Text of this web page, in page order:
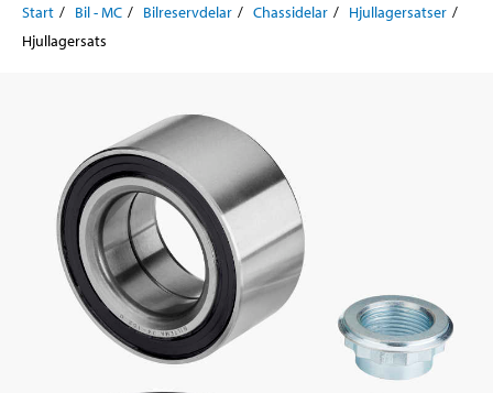
Start Bil - MC Bilreservdelar Chassidelar
Hjullagersatser
Hjullagersats